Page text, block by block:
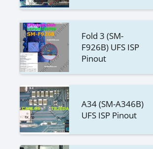
Fold 3 (SM-
F926B) UFS ISP
Pinout
A34 (SM-A346B)
UFS ISP Pinout